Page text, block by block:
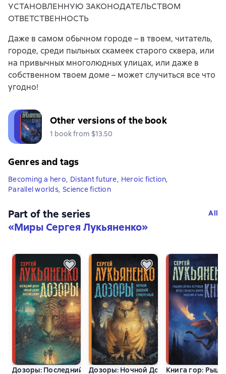
УСТАНОВЛЕННУЮ ЗАКОНОДАТЕЛЬСТВОМ
ОТВЕТСТВЕННОСТЬ
Даже в самом обычном городе – в твоем, читатель,
городе, среди пыльных скамеек старого сквера, или
на привычных многолюдных улицах, или даже в
собственном твоем доме – может случиться все что
угодно!
Other versions of the book
1 book from $13.50
Genres and tags
Becoming a hero, Distant future, Heroic fiction,
Parallel worlds, Science fiction
Part of the series
«Миры Сергея Лукьяненко»
All
Дозоры: Последний Дозор. Новый Дозор. Шестой Дозор
Дозоры: Ночной Дозор. Дневной
Книга гор: